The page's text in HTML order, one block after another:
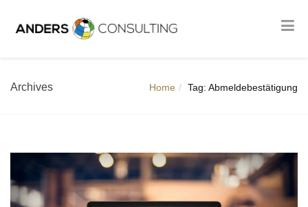
Archives Home Tag: Abmeldebestätigung